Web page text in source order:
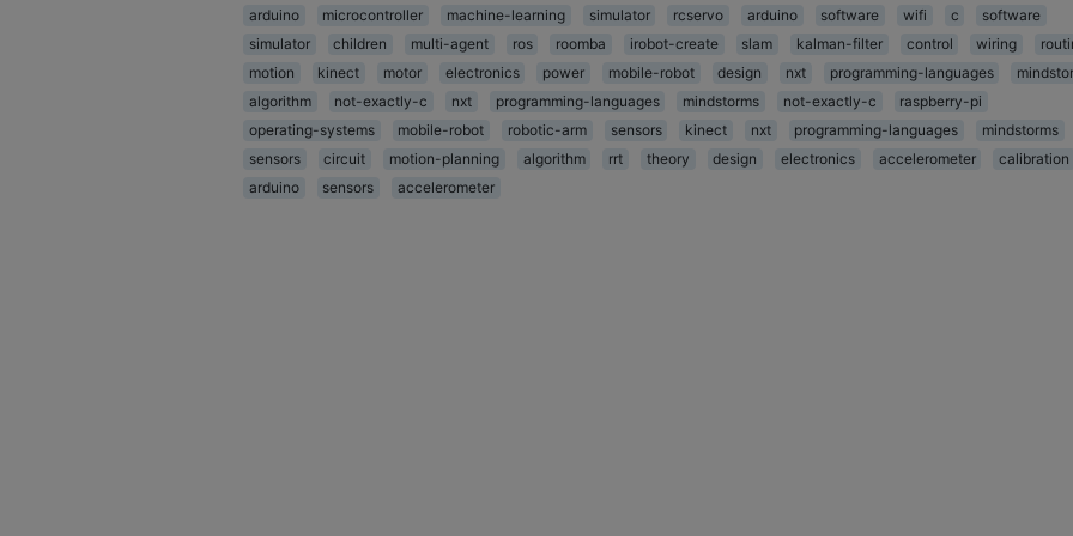
arduino
microcontroller machine-learning simulator rcservo arduino software wifi c
software
simulator
children multi-agent ros roomba irobot-create slam kalman-filter control wiring
motion
kinect motor electronics power mobile-robot design nxt programming-languages
algorithm
not-exactly-c nxt programming-languages mindstorms not-exactly-c
raspberry-pi
operating-systems
mobile-robot robotic-arm sensors kinect nxt programming-languages
mindstorms
sensors
circuit motion-planning algorithm rrt theory design electronics accelerometer
calibration
arduino
sensors accelerometer